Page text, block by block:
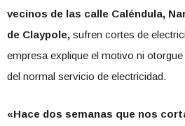
vecinos de las calle Caléndula,
de Claypole, sufren cortes de
empresa explique el motivo ni
del normal servicio de electricidad.
«Hace dos semanas que nos